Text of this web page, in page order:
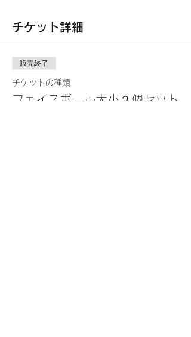
チケット詳細
販売終了
チケットの種類
フェイスボール大小２個セット